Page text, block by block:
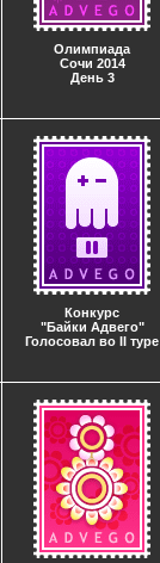
Олимпиада
Сочи 2014
День 3
Конкурс
"Байки Адвего"
Голосовал во II туре